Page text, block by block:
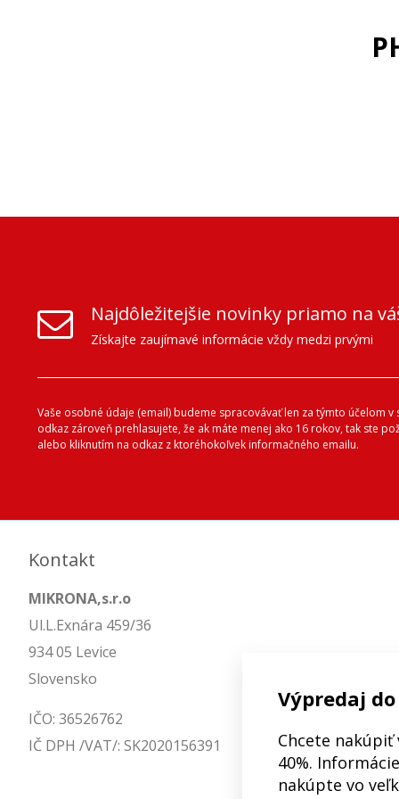
Najdôležitejšie novinky priamo na
Získajte zaujímavé informácie vždy medzi prvými
Vaše osobné údaje (email) budeme spracovávať len za týmto účelom
odkaz zároveň prehlasujete, že ak máte menej ako 16 rokov, tak ste
alebo kliknutím na odkaz z ktoréhokoľvek informačného emailu.
Kontakt
MIKRONA,s.r.o
Ul.L.Exnára 459/36
934 05 Levice
Slovensko
IČO: 36526762
IČ DPH /VAT/: SK2020156391
Výpredaj
Chcete nakúpiť
40%.
nakúpte vo